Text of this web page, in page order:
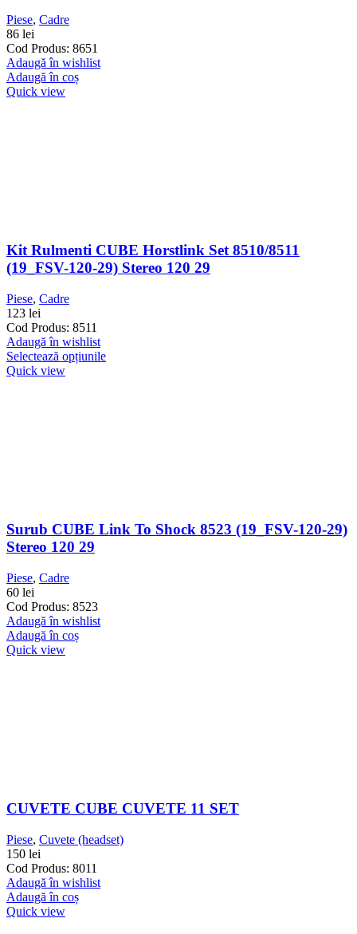
Piese, Cadre
86 lei
Cod Produs: 8651
Adaugă în wishlist
Adaugă în coș
Quick view
Kit Rulmenti CUBE Horstlink Set 8510/8511
(19_FSV-120-29) Stereo 120 29
Piese, Cadre
123 lei
Cod Produs: 8511
Adaugă în wishlist
Selectează opțiunile
Quick view
Surub CUBE Link To Shock 8523 (19_FSV-120-29)
Stereo 120 29
Piese, Cadre
60 lei
Cod Produs: 8523
Adaugă în wishlist
Adaugă în coș
Quick view
CUVETE CUBE CUVETE 11 SET
Piese, Cuvete (headset)
150 lei
Cod Produs: 8011
Adaugă în wishlist
Adaugă în coș
Quick view